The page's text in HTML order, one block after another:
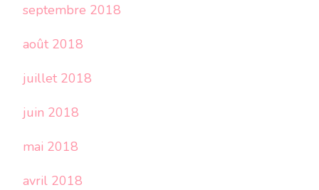
septembre 2018
août 2018
juillet 2018
juin 2018
mai 2018
avril 2018